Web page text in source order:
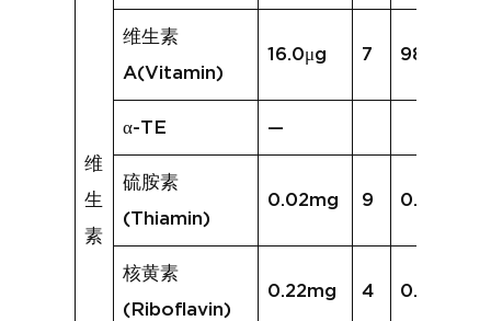
维
生
素
维生素
A(Vitamin)
16.0μg 7 98.5μg
α-TE —
硫胺素
(Thiamin)
0.02mg 9 0.06mg
核黄素
(Riboflavin)
0.22mg 4 0.30mg